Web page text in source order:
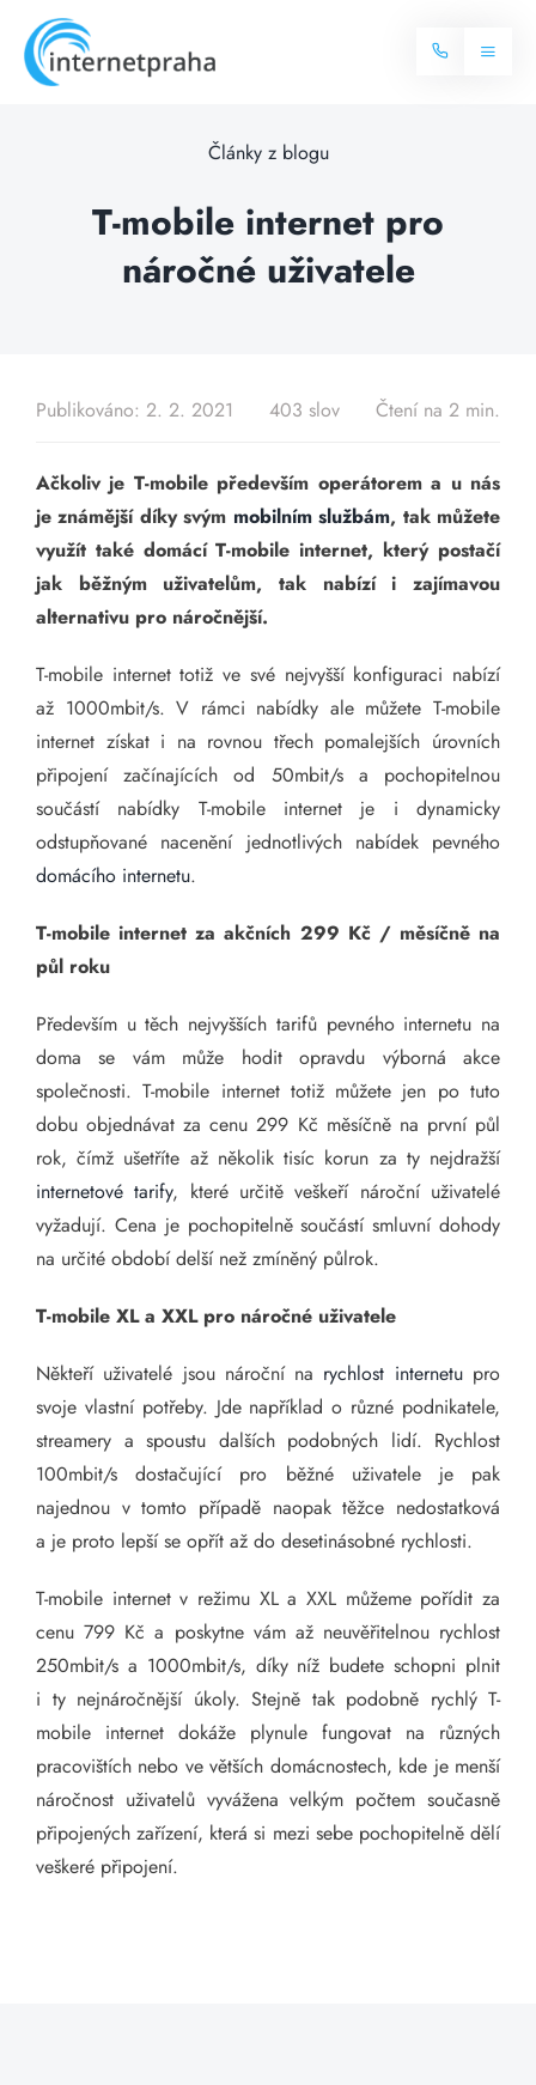
content
Toggle
Balíčky internetu
Televize
Blog
Kontakt
Články z blogu
T-mobile internet pro
náročné uživatele
Publikováno: 2. 2. 2021 403 slov Čtení na 2 min.
Ačkoliv je T-mobile především operátorem a u nás
je známější díky svým mobilním službám, tak můžete
využít také domácí T-mobile internet, který postačí
jak běžným uživatelům, tak nabízí i zajímavou
alternativu pro náročnější.
T-mobile internet totiž ve své nejvyšší konfiguraci nabízí
až 1000mbit/s. V rámci nabídky ale můžete T-mobile
internet získat i na rovnou třech pomalejších úrovních
připojení začínajících od 50mbit/s a pochopitelnou
součástí nabídky T-mobile internet je i dynamicky
odstupňované nacenění jednotlivých nabídek pevného
domácího internetu.
T-mobile internet za akčních 299 Kč / měsíčně na
půl roku
Především u těch nejvyšších tarifů pevného internetu na
doma se vám může hodit opravdu výborná akce
společnosti. T-mobile internet totiž můžete jen po tuto
dobu objednávat za cenu 299 Kč měsíčně na první půl
rok, čímž ušetříte až několik tisíc korun za ty nejdražší
internetové tarify, které určitě veškeří nároční uživatelé
vyžadují. Cena je pochopitelně součástí smluvní dohody
na určité období delší než zmíněný půlrok.
T-mobile XL a XXL pro náročné uživatele
Někteří uživatelé jsou nároční na rychlost internetupro
svoje vlastní potřeby. Jde například o různé podnikatele,
streamery a spoustu dalších podobných lidí. Rychlost
100mbit/s dostačující pro běžné uživatele je pak
najednou v tomto případě naopak těžce nedostatková
a je proto lepší se opřít až do desetinásobné rychlosti.
T-mobile internet v režimu XL a XXL můžeme pořídit za
cenu 799 Kč a poskytne vám až neuvěřitelnou rychlost
250mbit/s a 1000mbit/s, díky níž budete schopni plnit
i ty nejnáročnější úkoly. Stejně tak podobně rychlý T-
mobile internet dokáže plynule fungovat na různých
pracovištích nebo ve větších domácnostech, kde je menší
náročnost uživatelů vyvážena velkým počtem současně
připojených zařízení, která si mezi sebe pochopitelně dělí
veškeré připojení.